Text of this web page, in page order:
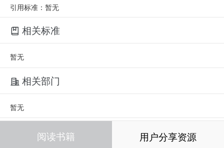
引用标准：暂无
相关标准
暂无
相关部门
暂无
相关人员
阅读书籍 用户分享资源